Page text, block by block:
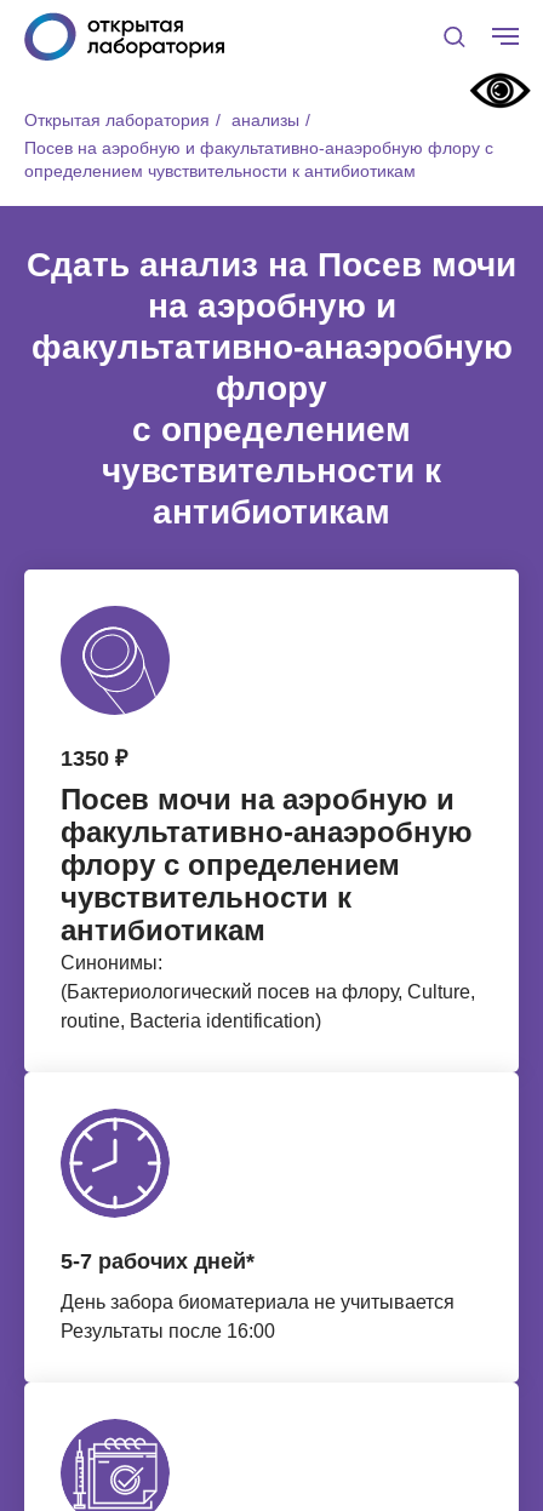
Открытая лаборатория / анализы /
Посев на аэробную и факультативно‑анаэробную флору с
определением чувствительности к антибиотикам
Сдать анализ на Посев мочи
на аэробную и
факультативно‑анаэробную
флору
с определением
чувствительности к
антибиотикам
1350 ₽
Посев мочи на аэробную и
факультативно‑анаэробную
флору с определением
чувствительности к
антибиотикам
Синонимы:
(Бактериологический посев на флору, Culture,
routine, Bacteria identification)
5-7 рабочих дней*
День забора биоматериала не учитывается
Результаты после 16:00